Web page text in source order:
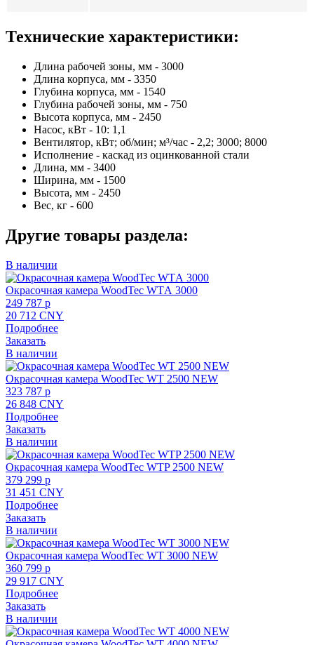
Технические характеристики:
Длина рабочей зоны, мм - 3000
Длина корпуса, мм - 3350
Глубина корпуса, мм - 1540
Глубина рабочей зоны, мм - 750
Высота корпуса, мм - 2450
Насос, кВт - 10: 1,1
Вентилятор, кВт; об/мин; м³/час - 2,2; 3000; 8000
Исполнение - каскад из оцинкованной стали
Длина, мм - 3400
Ширина, мм - 1500
Высота, мм - 2450
Вес, кг - 600
Другие товары раздела:
В наличии
Окрасочная камера WoodTec WTА 3000
249 787 p
20 712 CNY
Подробнее
Заказать
В наличии
Окрасочная камера WoodTec WT 2500 NEW
323 787 p
26 848 CNY
Подробнее
Заказать
В наличии
Окрасочная камера WoodTec WTP 2500 NEW
379 299 p
31 451 CNY
Подробнее
Заказать
В наличии
Окрасочная камера WoodTec WT 3000 NEW
360 799 p
29 917 CNY
Подробнее
Заказать
В наличии